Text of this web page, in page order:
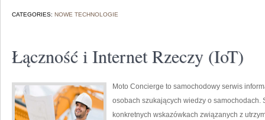
CATEGORIES: NOWE TECHNOLOGIE
Łączność i Internet Rzeczy (IoT)
Moto Concierge to samochodowy serwis
osobach szukających wiedzy o samochodach.
konkretnych wskazówkach związanych z